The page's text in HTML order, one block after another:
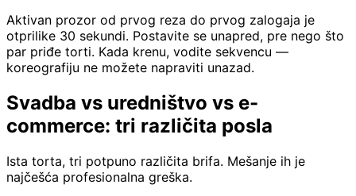
Aktivan prozor od prvog reza do prvog zalogaja je
otprilike 30 sekundi. Postavite se unapred, pre nego što
par priđe torti. Kada krenu, vodite sekvencu —
koreografiju ne možete napraviti unazad.
Svadba vs uredništvo vs e-
commerce: tri različita posla
Ista torta, tri potpuno različita brifa. Mešanje ih je
najčešća profesionalna greška.